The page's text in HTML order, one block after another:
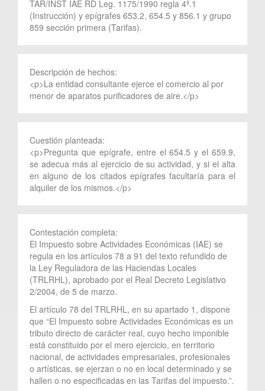
TAR/INST IAE RD Leg. 1175/1990 regla 4ª.1
(Instrucción) y epígrafes 653.2, 654.5 y 856.1 y grupo
859 sección primera (Tarifas).
Descripción de hechos:
<p>La entidad consultante ejerce el comercio al por
menor de aparatos purificadores de aire.</p>
Cuestión planteada:
<p>Pregunta que epígrafe, entre el 654.5 y el 659.9,
se adecua más al ejercicio de su actividad, y si el alta
en alguno de los citados epígrafes facultaría para el
alquiler de los mismos.</p>
Contestación completa:
El Impuesto sobre Actividades Económicas (IAE) se
regula en los artículos 78 a 91 del texto refundido de
la Ley Reguladora de las Haciendas Locales
(TRLRHL), aprobado por el Real Decreto Legislativo
2/2004, de 5 de marzo.
El artículo 78 del TRLRHL, en su apartado 1, dispone
que “El Impuesto sobre Actividades Económicas es un
tributo directo de carácter real, cuyo hecho imponible
está constituido por el mero ejercicio, en territorio
nacional, de actividades empresariales, profesionales
o artísticas, se ejerzan o no en local determinado y se
hallen o no especificadas en las Tarifas del impuesto.”.